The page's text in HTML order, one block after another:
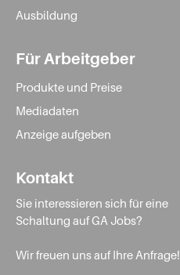
Ausbildung
Für Arbeitgeber
Produkte und Preise
Mediadaten
Anzeige aufgeben
Kontakt
Sie interessieren sich für eine
Schaltung auf GA Jobs?
Wir freuen uns auf Ihre Anfrage!